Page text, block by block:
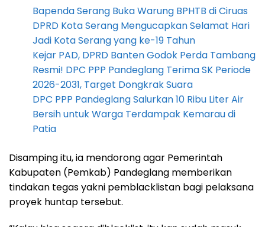
Bapenda Serang Buka Warung BPHTB di Ciruas
DPRD Kota Serang Mengucapkan Selamat Hari
Jadi Kota Serang yang ke-19 Tahun
Kejar PAD, DPRD Banten Godok Perda Tambang
Resmi! DPC PPP Pandeglang Terima SK Periode
2026-2031, Target Dongkrak Suara
DPC PPP Pandeglang Salurkan 10 Ribu Liter Air
Bersih untuk Warga Terdampak Kemarau di
Patia
Disamping itu, ia mendorong agar Pemerintah
Kabupaten (Pemkab) Pandeglang memberikan
tindakan tegas yakni pemblacklistan bagi pelaksana
proyek huntap tersebut.